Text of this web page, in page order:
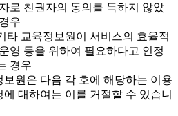
로 친권자의 동의를 득하지 않았
우
타 교육정보원이 서비스의 효율적
영 등을 위하여 필요하다고 인정
경우
원은 다음 각 호에 해당하는 이용
에 대하여는 이를 거절할 수 있습니